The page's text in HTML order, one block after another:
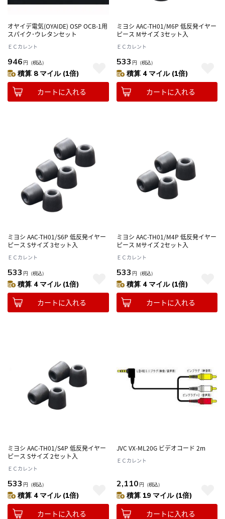
オヤイデ電気(OYAIDE) OSP OCB-1用
スパイク･ウレタンセット
ＥＣカレント
946 円 （税込）
積算 8 マイル (1倍)
カートに入れる
ミヨシ AAC-TH01/M6P 低反発イヤー
ピース Mサイズ 3セット入
ＥＣカレント
533 円 （税込）
積算 4 マイル (1倍)
カートに入れる
ミヨシ AAC-TH01/S6P 低反発イヤー
ピース Sサイズ 3セット入
ＥＣカレント
533 円 （税込）
積算 4 マイル (1倍)
カートに入れる
ミヨシ AAC-TH01/M4P 低反発イヤー
ピース Mサイズ 2セット入
ＥＣカレント
533 円 （税込）
積算 4 マイル (1倍)
カートに入れる
ミヨシ AAC-TH01/S4P 低反発イヤー
ピース Sサイズ 2セット入
ＥＣカレント
533 円 （税込）
積算 4 マイル (1倍)
カートに入れる
JVC VX-ML20G ビデオコード 2m
ＥＣカレント
2,110 円 （税込）
積算 19 マイル (1倍)
カートに入れる